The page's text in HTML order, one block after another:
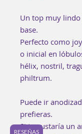
Un top muy lindo
base.
Perfecto como
o inicial en
hélix, nostril,
philtrum.
Puede ir
prefieras.
Si te gustaría un
RESEÑAS